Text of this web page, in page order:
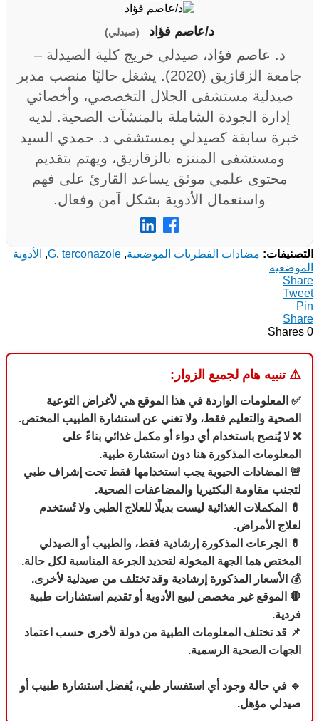
د/عاصم فؤاد (صيدلي)
د. عاصم فؤاد، صيدلي خريج كلية الصيدلة –
جامعة الزقازيق (2020). يشغل حاليًا منصب مدير
صيدلية مستشفى الجلال التخصصي، وأخصائي
إدارة الجودة الشاملة بالمنشآت الصحية. لديه
خبرة سابقة كصيدلي بمستشفى د. حمدي السيد
ومستشفى المنتزه بالزقازيق، ويهتم بتقديم
محتوى علمي موثق يساعد القارئ على فهم
واستعمال الأدوية بشكل آمن وفعال.
التصنيفات: مضادات الفطريات الموضعية,
G, terconazole
, الأدوية
الموضعية
Share
Tweet
Pin
Share
0
Shares
⚠️تنبيه هام لجميع الزوار:
✅ المعلومات الواردة في هذا الموقع هي لأغراض التوعية
الصحية والتعليم فقط، ولا تغني عن استشارة الطبيب المختص.
❌ لا يُنصح باستخدام أي دواء أو مكمل غذائي بناءً على
المعلومات المذكورة هنا دون استشارة طبية.
🚨 المضادات الحيوية يجب استخدامها فقط تحت إشراف طبي
لتجنب مقاومة البكتيريا والمضاعفات الصحية.
💊 المكملات الغذائية ليست بديلًا للعلاج الطبي ولا تُستخدم
لعلاج الأمراض.
💊
الجرعات المذكورة إرشادية فقط، والطبيب أو الصيدلي
المختص هما الجهة المخولة لتحديد الجرعة المناسبة لكل حالة.
💰 الأسعار المذكورة إرشادية وقد تختلف من صيدلية لأخرى.
🛑 الموقع غير مخصص لبيع الأدوية أو تقديم استشارات طبية
فردية.
📌 قد تختلف المعلومات الطبية من دولة لأخرى حسب اعتماد
الجهات الصحية الرسمية.
🔹 في حالة وجود أي استفسار طبي، يُفضل استشارة طبيب أو
صيدلي مؤهل.